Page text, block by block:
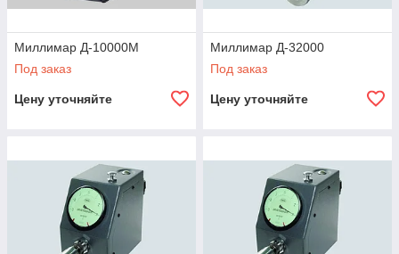
Миллимар Д-10000М
Под заказ
Цену уточняйте
Миллимар Д-32000
Под заказ
Цену уточняйте